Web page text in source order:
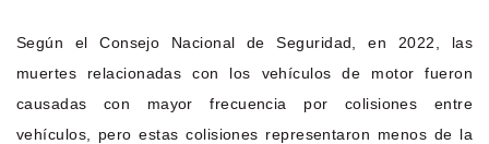
Según el Consejo Nacional de Seguridad, en 2022, las
muertes relacionadas con los vehículos de motor fueron
causadas con mayor frecuencia por colisiones entre
vehículos, pero estas colisiones representaron menos de la